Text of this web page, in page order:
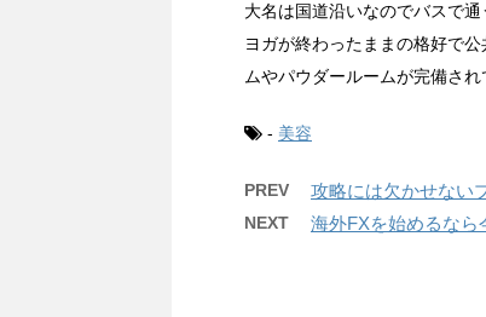
大名は国道沿いなのでバスで通
ヨガが終わったままの格好で
ムやパウダールームが完備され
- 美容
PREV 攻略には欠かせない
NEXT 海外FXを始めるなら